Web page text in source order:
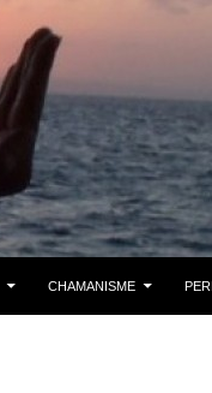
CHAMANISME